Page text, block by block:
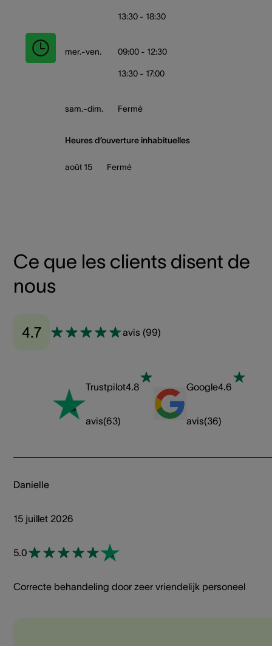
13:30 - 18:30
mer.-ven. 09:00 - 12:30
13:30 - 17:00
sam.-dim. Fermé
Heures d’ouverture inhabituelles
août 15 Fermé
Ce que les clients disent de
nous
4.7 avis (99)
Trustpilot4.8
avis(63)
Google4.6
avis(36)
Danielle
15 juillet 2026
5.0
Correcte behandeling door zeer vriendelijk personeel